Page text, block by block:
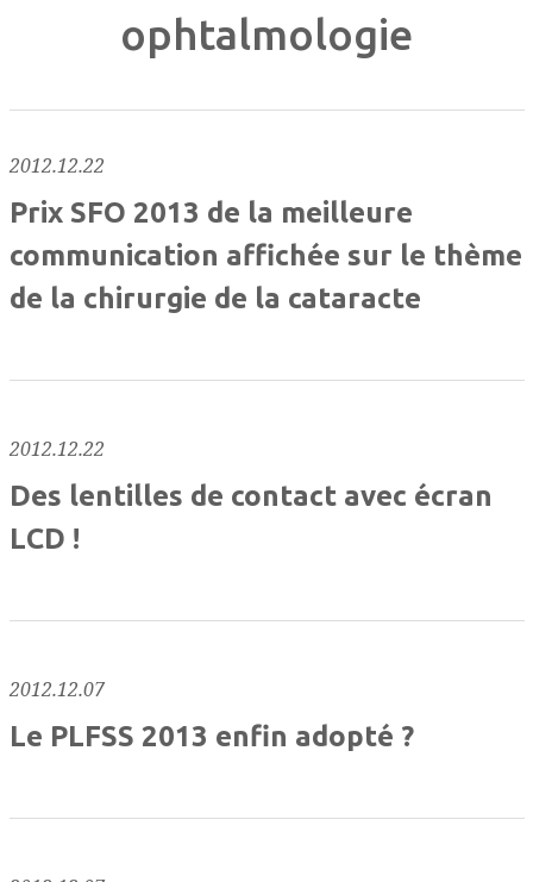
ophtalmologie
2012.12.22
Prix SFO 2013 de la meilleure
communication affichée sur le thème
de la chirurgie de la cataracte
2012.12.22
Des lentilles de contact avec écran
LCD !
2012.12.07
Le PLFSS 2013 enfin adopté ?